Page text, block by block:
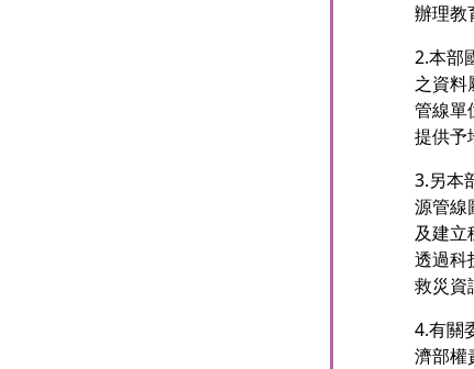
辦理教
2.本部
之資料
管線單
提供予
3.另本
源管線
及建立
透過科
救災資
4.有關
濟部權